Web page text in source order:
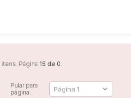
itens. Página 15 de 0.
Pular para
página: